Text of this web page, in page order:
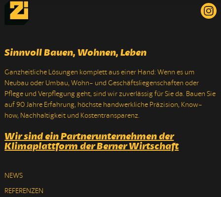
Sinnvoll Bauen, Wohnen, Leben
Ganzheitliche Lösungen komplett aus einer Hand: Wenn es um
Neubau oder Umbau, Wohn- und Geschäftsliegenschaften oder
Pflege und Verpflegung geht, sind wir zuverlässig für Sie da. Bauen Sie
auf 90 Jahre Erfahrung, höchste handwerkliche Präzision, Know-
how, Nachhaltigkeit und Kostentransparenz.
Wir sind ein Partnerunternehmen der
Klimaplattform der Berner Wirtschaft
NEWS
REFERENZEN